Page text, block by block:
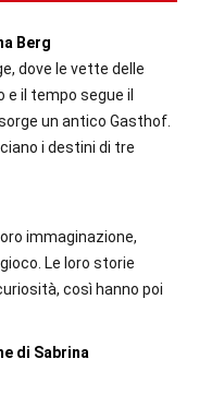
Berg
dove le vette delle
e il tempo segue il
un antico Gasthof.
i destini di tre
immaginazione,
Le loro storie
così hanno poi
di Sabrina